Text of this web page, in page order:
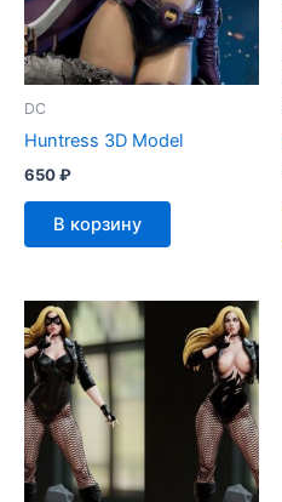
DC
Huntress 3D Model
650₽
В корзину